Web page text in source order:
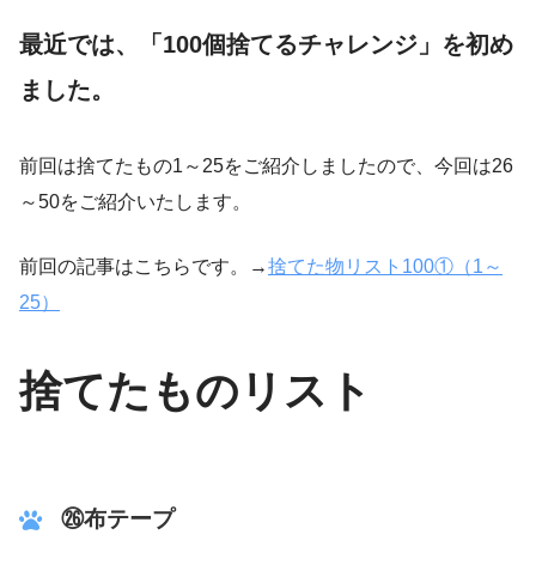
最近では、「100個捨てるチャレンジ」を初め
ました。
前回は捨てたもの1～25をご紹介しましたので、今回は26
～50をご紹介いたします。
前回の記事はこちらです。→捨てた物リスト100①（1～
25）
捨てたものリスト
㉖布テープ